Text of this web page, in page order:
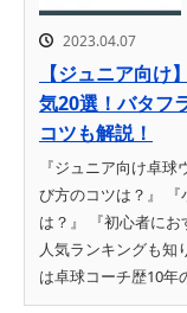
2023.04.07
【ジュニア向け
気20選！バタフ
コツも解説！
『ジュニア向け卓
び方のコツは？』
は？』 『初心者に
人気ランキングも知
は卓球コーチ歴10年